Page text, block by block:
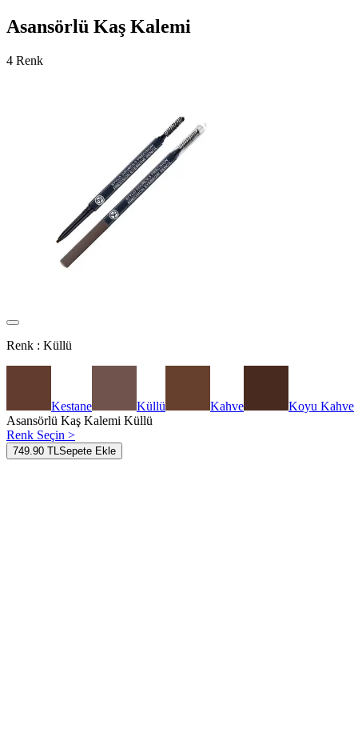
Asansörlü Kaş Kalemi
4 Renk
Renk : Küllü
Kestane Küllü Kahve
Koyu Kahve
Asansörlü Kaş Kalemi Küllü
Renk Seçin >
749.90 TL Sepete Ekle